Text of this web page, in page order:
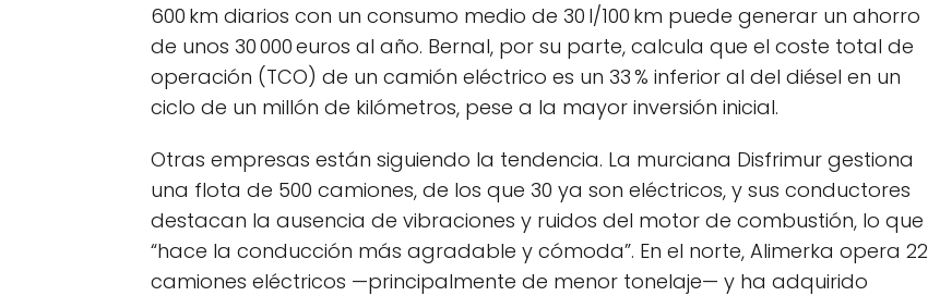
600 km diarios con un consumo medio de 30 l/100 km puede generar un ahorro
de unos 30 000 euros al año. Bernal, por su parte, calcula que el coste total de
operación (TCO) de un camión eléctrico es un 33 % inferior al del diésel en un
ciclo de un millón de kilómetros, pese a la mayor inversión inicial.
Otras empresas están siguiendo la tendencia. La murciana Disfrimur gestiona
una flota de 500 camiones, de los que 30 ya son eléctricos, y sus conductores
destacan la ausencia de vibraciones y ruidos del motor de combustión, lo que
“hace la conducción más agradable y cómoda”. En el norte, Alimerka opera 22
camiones eléctricos —principalmente de menor tonelaje— y ha adquirido